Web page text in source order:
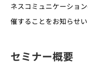
ネスコミュニケーショ
催することをお知らせい
セミナー概要